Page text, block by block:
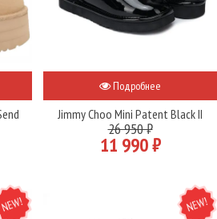
Подробнее
Jimmy Choo Mini Patent Black II
26 950 ₽
11 990 ₽
NEW NEW